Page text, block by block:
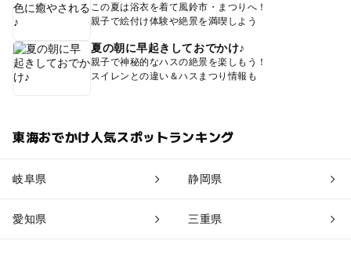
この夏は浴衣を着て風鈴市・まつりへ！
親子で絵付け体験や絶景を満喫しよう
夏の朝に早起きしておでかけ♪
親子で神秘的なハスの絶景を楽しもう！
スイレンとの違い＆ハスまつり情報も
東海おでかけ人気スポットランキング
岐阜県 静岡県
愛知県 三重県